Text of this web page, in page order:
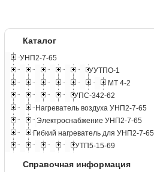
Каталог
УНП2-7-65
УУТПО-1
МТ 4-2
УПС-342-62
Нагреватель воздуха УНП2-7-65
Электроснабжение УНП2-7-65
Гибкий нагреватель для УНП2-7-65
УТП5-15-69
Справочная информация